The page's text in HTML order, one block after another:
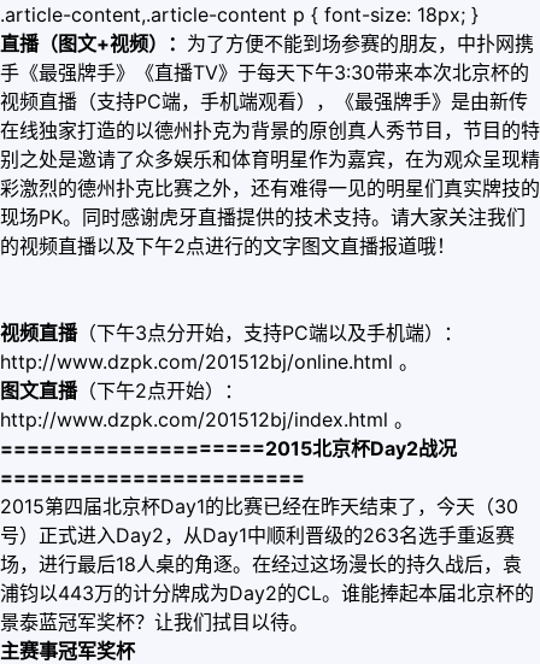
.article-content,.article-content p { font-size: 18px; }
直播（图文+视频）： 为了方便不能到场参赛的朋友，中扑网携
手《最强牌手》《直播TV》于每天下午3:30带来本次北京杯的
视频直播（支持PC端，手机端观看），《最强牌手》是由新传
在线独家打造的以德州扑克为背景的原创真人秀节目，节目的特
别之处是邀请了众多娱乐和体育明星作为嘉宾，在为观众呈现精
彩激烈的德州扑克比赛之外，还有难得一见的明星们真实牌技的
现场PK。同时感谢虎牙直播提供的技术支持。请大家关注我们
的视频直播以及下午2点进行的文字图文直播报道哦！
视频直播（下午3点分开始，支持PC端以及手机端）：
http://www.dzpk.com/201512bj/online.html 。
图文直播（下午2点开始）：
http://www.dzpk.com/201512bj/index.html 。
====================2015北京杯Day2战况
=======================
2015第四届北京杯Day1的比赛已经在昨天结束了，今天（30
号）正式进入Day2，从Day1中顺利晋级的263名选手重返赛
场，进行最后18人桌的角逐。在经过这场漫长的持久战后，袁
浦钧以443万的计分牌成为Day2的CL。谁能捧起本届北京杯的
景泰蓝冠军奖杯？让我们拭目以待。
主赛事冠军奖杯